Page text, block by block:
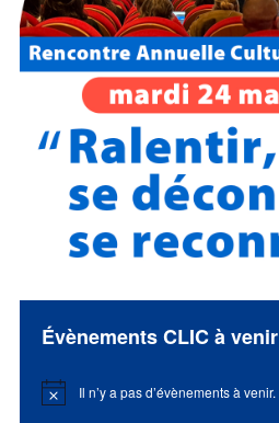
Évènements CLIC à venir
Notice Il n’y a pas d’évènements à venir.